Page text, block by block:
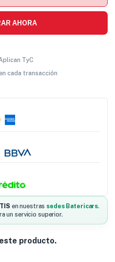
AHORA
TyC
cada transacción
en nuestras sedes Batericars.
un servicio superior.
producto.